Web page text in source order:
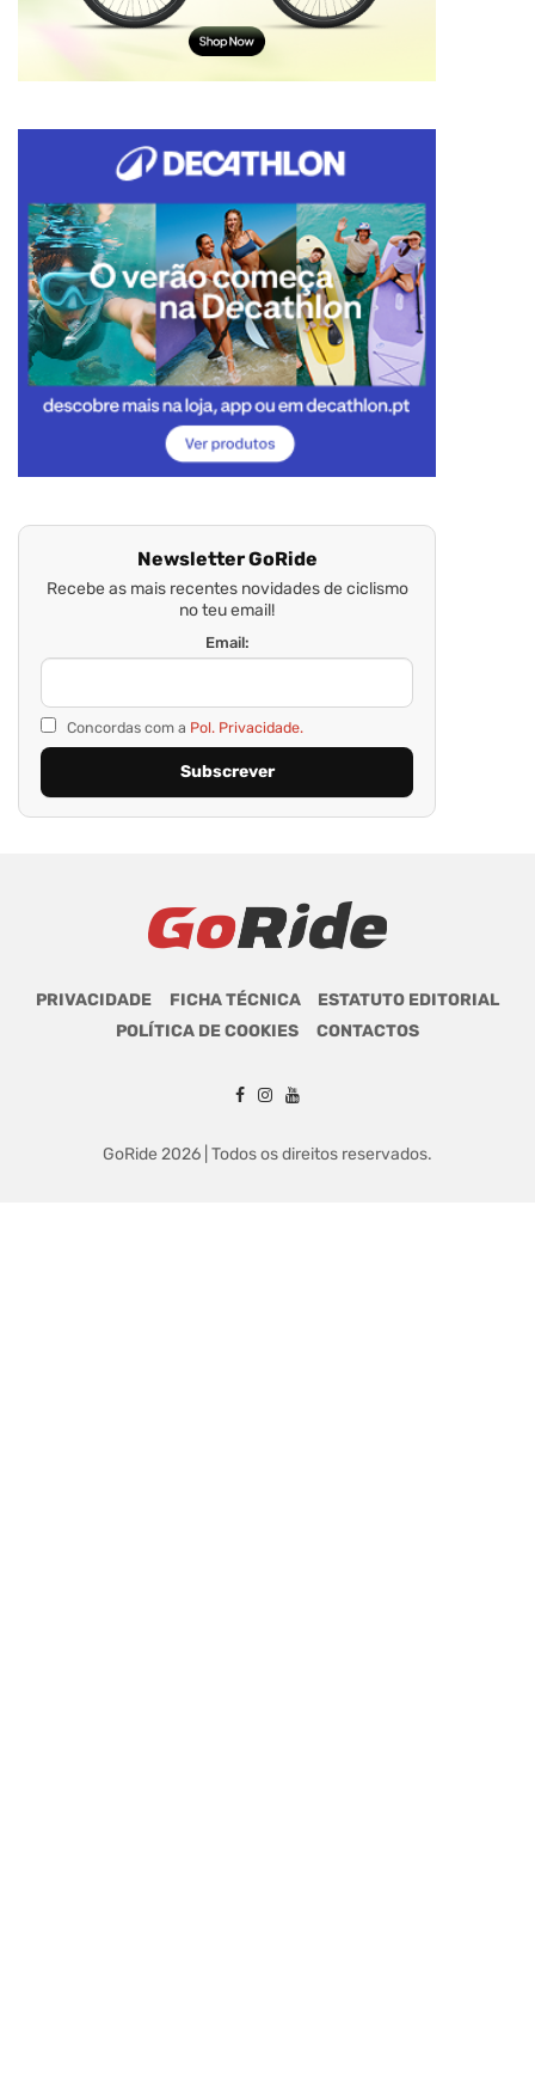
Newsletter GoRide
Recebe as mais recentes novidades de ciclismo
no teu email!
Email:
Concordas com a Pol. Privacidade.
PRIVACIDADE FICHA TÉCNICA
ESTATUTO EDITORIAL
POLÍTICA DE COOKIES
CONTACTOS
GoRide 2026 | Todos os direitos reservados.